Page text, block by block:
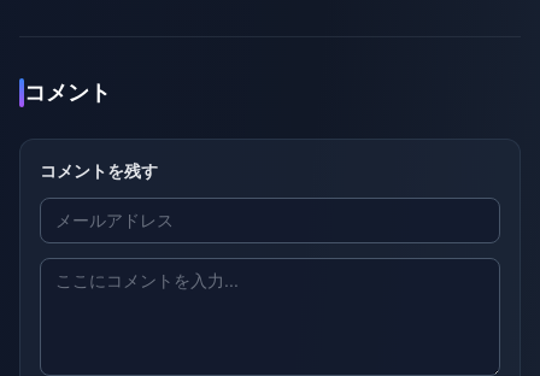
コメント
コメントを残す